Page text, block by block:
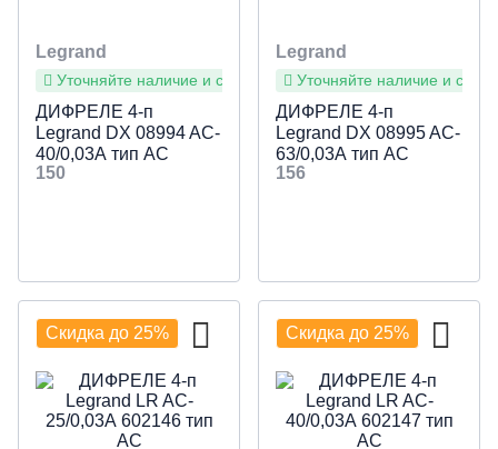
Legrand
Уточняйте наличие и сроки
ДИФРЕЛЕ 4-п
Legrand DX 08994 AC-
40/0,03А тип AC
150
Legrand
Уточняйте наличие и сроки
ДИФРЕЛЕ 4-п
Legrand DX 08995 AC-
63/0,03А тип AC
156
Скидка до 25% Скидка до 25%